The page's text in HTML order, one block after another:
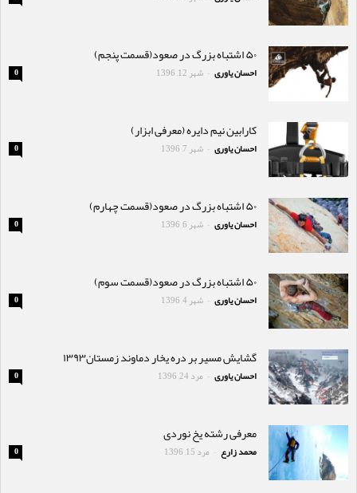
۵۰ اشتباه بزرگ در صعود(قسمت پنجم)
احسان یاوری - شهر 12, 1396 0
کارابین نیم دایره (معرفی ابزار)
احسان یاوری - شهر 7, 1396 0
۵۰ اشتباه بزرگ در صعود(قسمت چهارم)
احسان یاوری - شهر 6, 1396 0
۵۰ اشتباه بزرگ در صعود(قسمت سوم)
احسان یاوری - شهر 4, 1396 0
گشایش مسیر بر دره یخار دماوند زمستان۱۳۹۳
احسان یاوری - مرد 24, 1396 0
معرفی رشته یخ نوردی
محمد زارع - مرد 15, 1396 0